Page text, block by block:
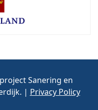
Sanering en
| Privacy Policy